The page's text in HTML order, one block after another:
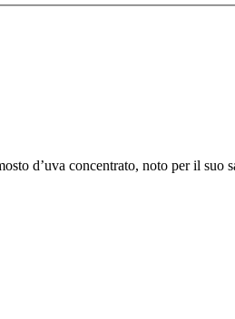
d’uva concentrato, noto per il